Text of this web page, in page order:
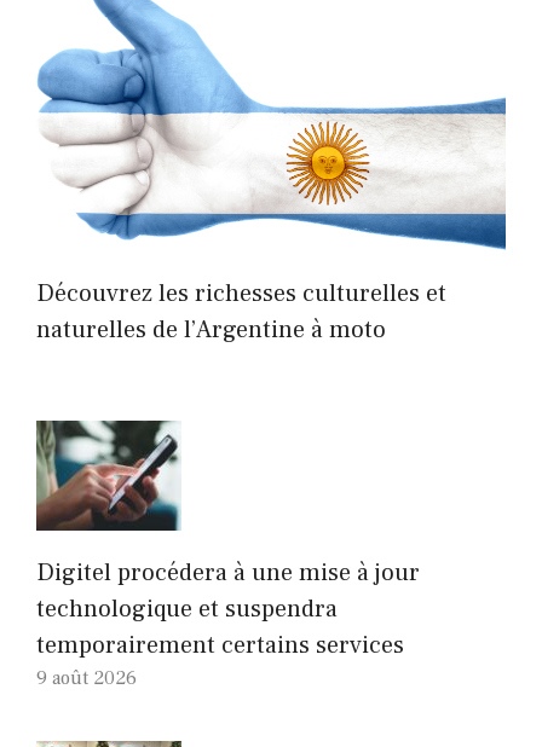
Découvrez les richesses culturelles et
naturelles de l’Argentine à moto
Digitel procédera à une mise à jour
technologique et suspendra
temporairement certains services
9 août 2026